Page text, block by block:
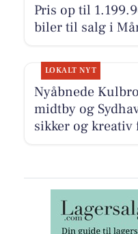
Pris op til
biler til salg i
LOKALT NYT
Nyåbnede
midtby og
sikker og kreativ